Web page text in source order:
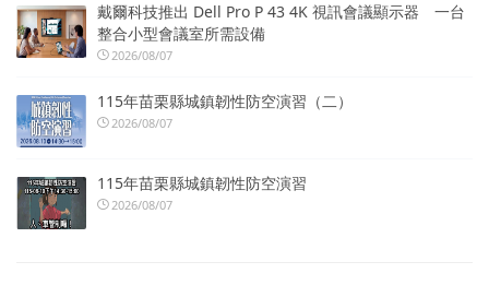
戴爾科技推出 Dell Pro P 43 4K 視訊會議顯示器 一台
整合小型會議室所需設備
2026/08/07
115年苗栗縣城鎮韌性防空演習（二）
2026/08/07
115年苗栗縣城鎮韌性防空演習
2026/08/07